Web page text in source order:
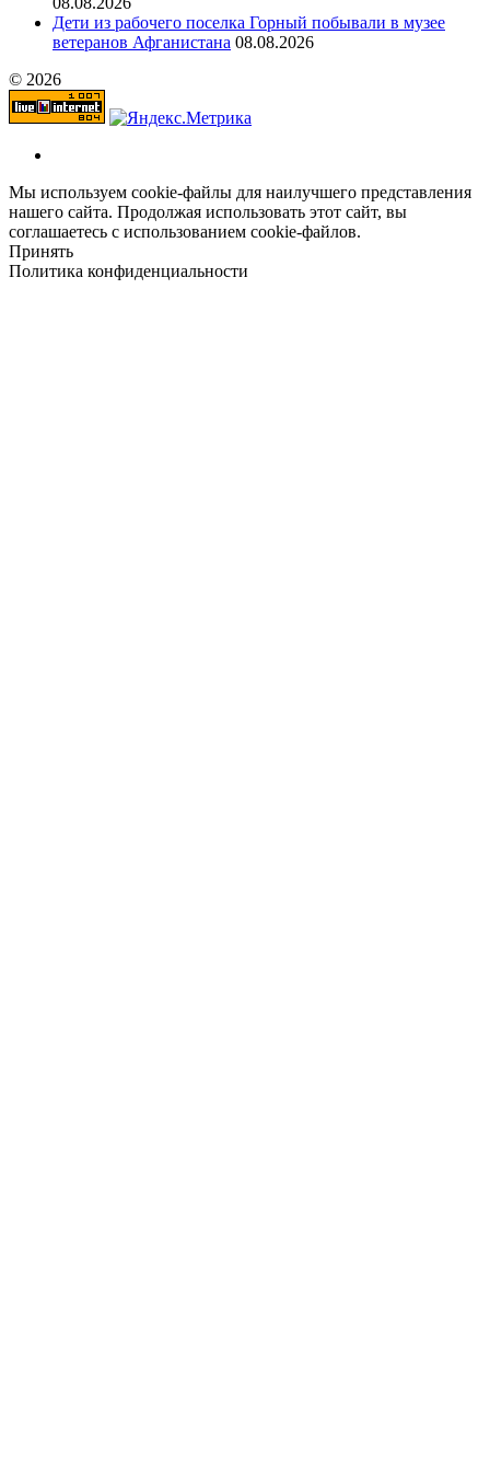
Дети из рабочего поселка Горный побывали в музее
ветеранов Афганистана 08.08.2026
© 2026
Мы используем cookie-файлы для наилучшего представления
нашего сайта. Продолжая использовать этот сайт, вы
соглашаетесь с использованием cookie-файлов.
Принять
Политика конфиденциальности